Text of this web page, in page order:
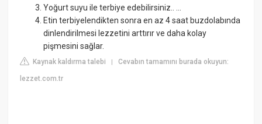
Yoğurt suyu ile terbiye edebilirsiniz.. ...
Etin terbiyelendikten sonra en az 4 saat buzdolabında
dinlendirilmesi lezzetini arttırır ve daha kolay
pişmesini sağlar.
Kaynak kaldırma talebi |Cevabın tamamını burada okuyun:
lezzet.com.tr